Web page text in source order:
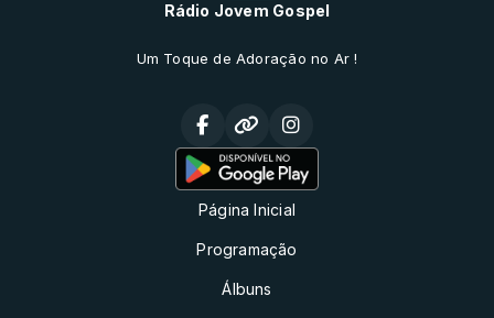
Rádio Jovem Gospel
Um Toque de Adoração no Ar !
Página Inicial
Programação
Álbuns